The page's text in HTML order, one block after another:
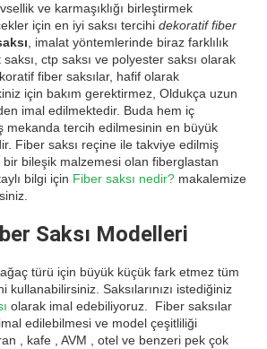
ve karmaşıklığı birleştirmek
için en iyi saksı tercihi dekoratif fiber
, imalat yöntemlerinde biraz farklılık
ctp saksı ve polyester saksı olarak
fiber saksılar, hafif olarak
için bakım gerektirmez, Oldukça uzun
imal edilmektedir. Buda hem iç
mekanda tercih edilmesinin en büyük
Fiber saksı reçine ile takviye edilmiş
bir bileşik malzemesi olan fiberglastan
bilgi için Fiber saksı nedir? makalemize
Saksı Modelleri
türü için büyük küçük fark etmez tüm
kullanabilirsiniz. Saksılarınızı istediğiniz
olarak imal edebiliyoruz. Fiber saksılar
edilebilmesi ve model çeşitliliği
, kafe , AVM , otel ve benzeri pek çok